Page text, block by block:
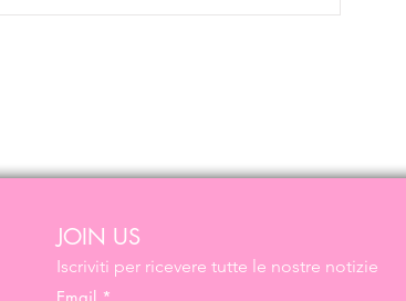
JOIN US
Iscriviti per ricevere tutte le nostre notizie